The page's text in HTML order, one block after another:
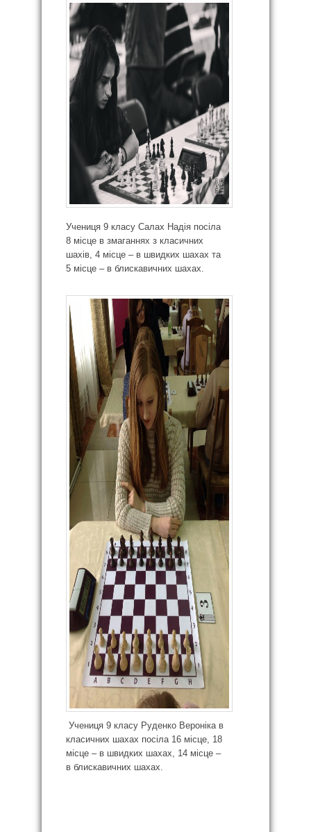
Учениця 9 класу Салах Надія посіла
8 місце в змаганнях з класичних
шахів, 4 місце – в швидких шахах та
5 місце – в блискавичних шахах.
Учениця 9 класу Руденко Вероніка в
класичних шахах посіла 16 місце, 18
місце – в швидких шахах, 14 місце –
в блискавичних шахах.